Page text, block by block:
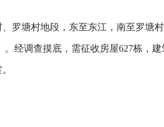
塘村地段，东至东江，南至罗塘
经调查摸底，需征收房屋627栋，建